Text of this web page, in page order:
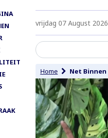
vrijdag 07 August 2026
Home Net Binnen